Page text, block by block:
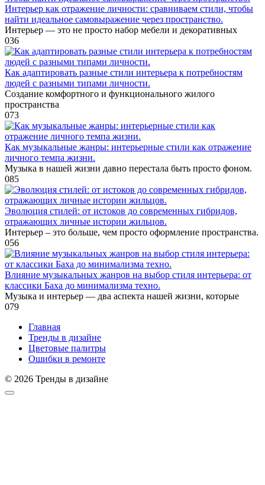
Интерьер как отражение личности: сравниваем стили, чтобы
найти идеальное самовыражение через пространство.
Интерьер — это не просто набор мебели и декоративных
036
Как адаптировать разные стили интерьера к потребностям
людей с разными типами личности.
Создание комфортного и функционального жилого
пространства
073
Как музыкальные жанры: интерьерные стили как отражение
личного темпа жизни.
Музыка в нашей жизни давно перестала быть просто фоном.
085
Эволюция стилей: от истоков до современных гибридов,
отражающих личные истории жильцов.
Интерьер – это больше, чем просто оформление пространства.
056
Влияние музыкальных жанров на выбор стиля интерьера: от
классики Баха до минимализма техно.
Музыка и интерьер — два аспекта нашей жизни, которые
079
Главная
Тренды в дизайне
Цветовые палитры
Ошибки в ремонте
© 2026 Тренды в дизайне